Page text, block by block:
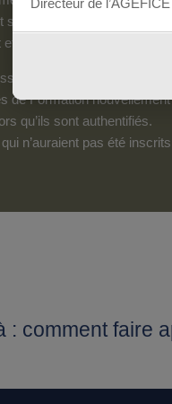
susceptibles d’en lire le
pour les messages qui
d’être inscrit(e) pour
de Formation
qu’ils sont authentifiés.
n’auraient pas été
: comment faire